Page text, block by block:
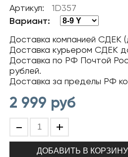
Артикул: 1D357
Вариант:
Доставка компанией СДЕК
Доставка курьером СДЕК
Доставка по РФ Почтой
рублей.
Доставка за пределы РФ
2 999 руб
- +